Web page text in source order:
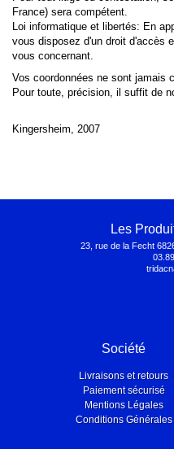
France) sera compétent.
Loi informatique et libertés: En
vous disposez d'un droit d'accès
vous concernant.
Vos coordonnées ne sont jamais
Pour toute, précision, il suffit de
Kingersheim, 2007
Les
23, rue de la Fecht
Société
Livraisons et retours
Paiement sécurisé
Mentions Légales
Conditions Générales